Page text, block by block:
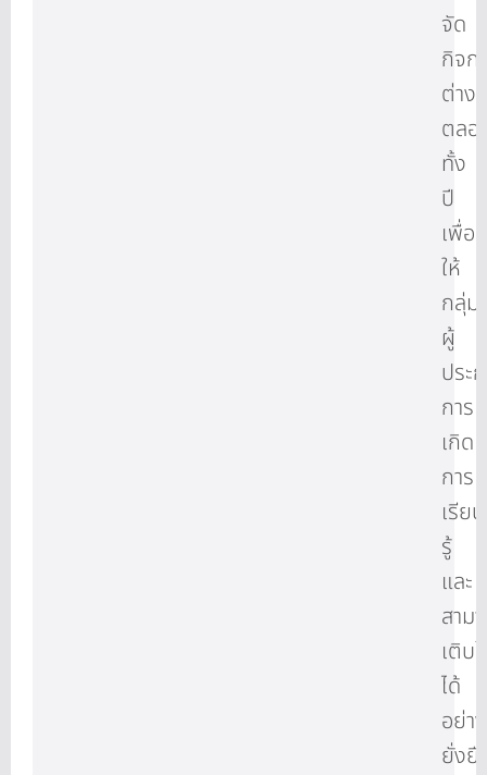
จัด
กิจก
ต่าง
ตลอ
ทั้ง
ปี
เพื่อ
ให้
กลุ่ม
ผู้
ประ
การ
เกิด
การ
เรียน
รู้
และ
สาม
เติบ
ได้
อย่าง
ยั่งยื